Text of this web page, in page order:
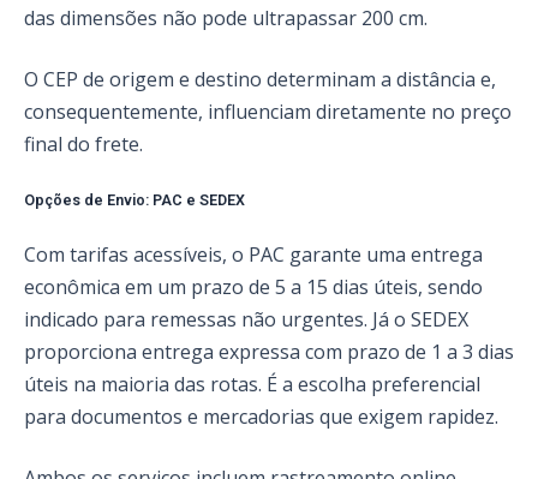
das dimensões não pode ultrapassar 200 cm.
O CEP de origem e destino determinam a distância e,
consequentemente, influenciam diretamente no preço
final do frete.
Opções de Envio: PAC e SEDEX
Com tarifas acessíveis, o PAC garante uma entrega
econômica em um prazo de 5 a 15 dias úteis, sendo
indicado para remessas não urgentes. Já o SEDEX
proporciona entrega expressa com prazo de 1 a 3 dias
úteis na maioria das rotas. É a escolha preferencial
para documentos e mercadorias que exigem rapidez.